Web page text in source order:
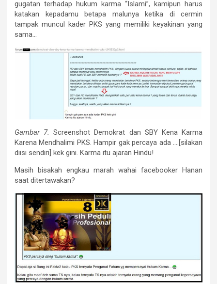
gugatan terhadap hukum karma “Islami”, kamipun harus
katakan kepadamu betapa malunya ketika di cermin
tampak muncul kader PKS yang memiliki keyakinan yang
sama…
Gambar 7. Screenshot Demokrat dan SBY Kena Karma
Karena Mendhalimi PKS. Hampir gak percaya ada ….[silakan
diisi sendiri] kek gini. Karma itu ajaran Hindu!
Masih bisakah engkau marah wahai facebooker Hanan
saat ditertawakan?